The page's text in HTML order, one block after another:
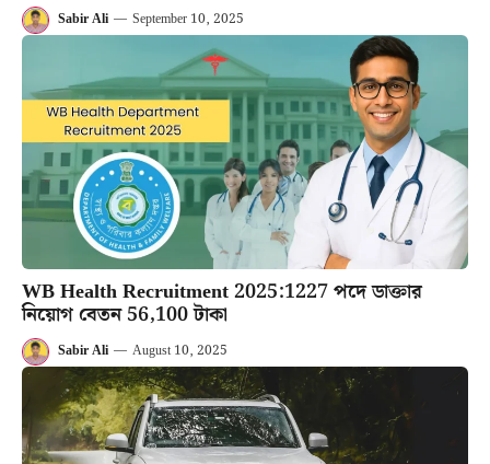
Sabir Ali — September 10, 2025
WB Health Recruitment 2025:1227 পদে ডাক্তার
নিয়োগ বেতন 56,100 টাকা
Sabir Ali — August 10, 2025